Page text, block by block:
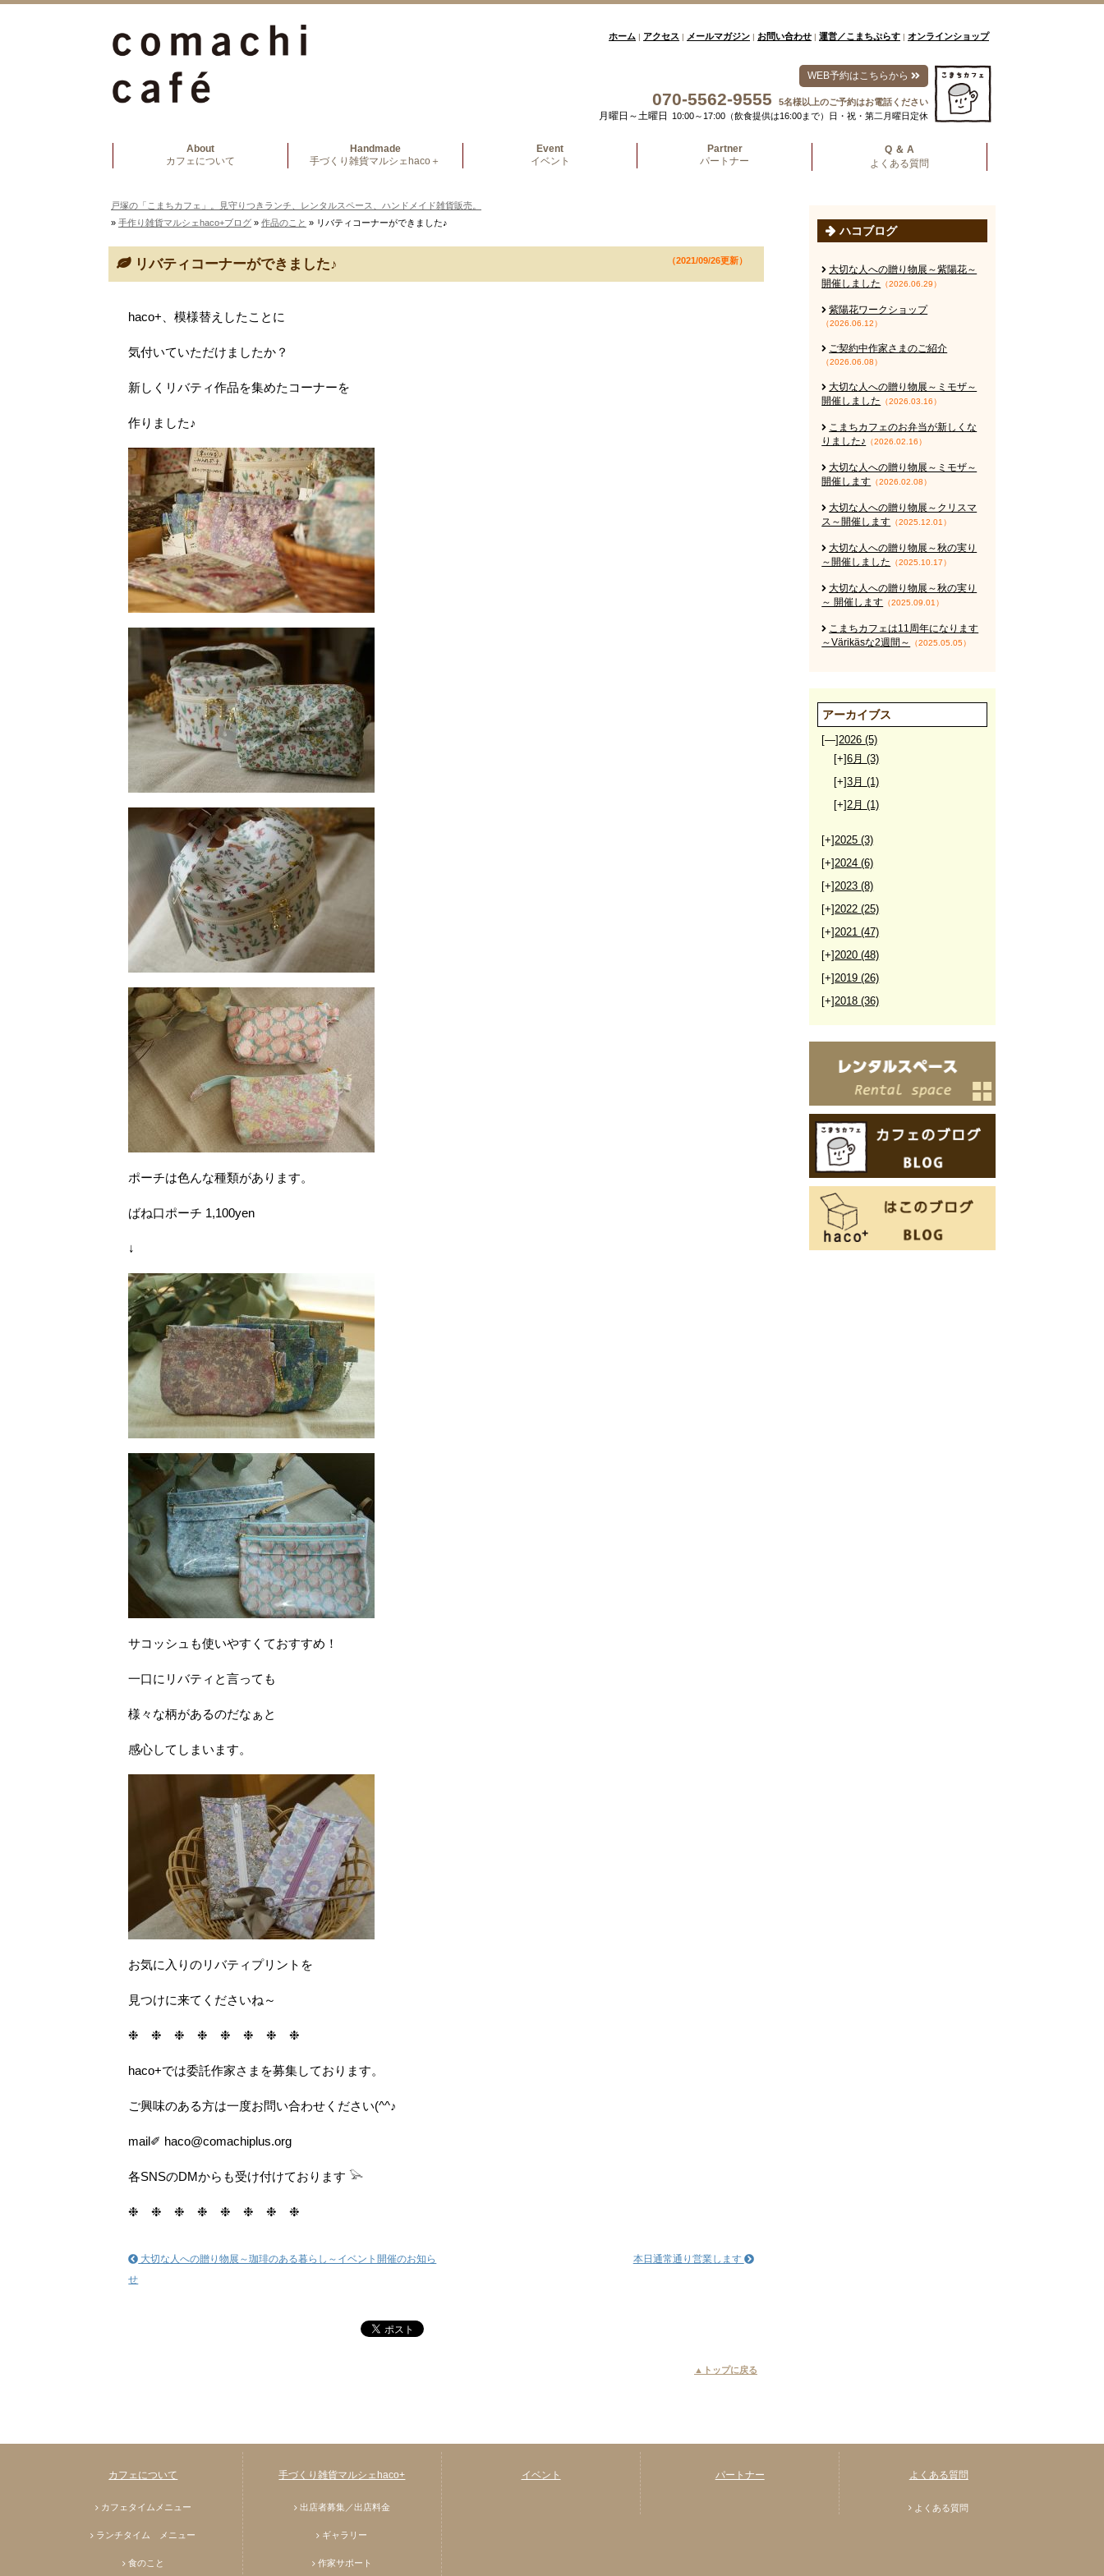
ホーム | アクセス | メールマガジン | お問い合わせ | 運営／こまちぷらす | オンラインショップ
WEB予約はこちらから
070-5562-9555 5名様以上のご予約はお電話ください
月曜日～土曜日 10:00～17:00（飲食提供は16:00まで）日・祝・第二月曜日定休
About
カフェについて
Handmade
手づくり雑貨マルシェhaco＋
Event
イベント
Partner
パートナー
Q ＆ A
よくある質問
戸塚の「こまちカフェ」。見守りつきランチ、レンタルスペース、ハンドメイド雑貨販売。
» 手作り雑貨マルシェhaco+ブログ » 作品のこと » リバティコーナーができました♪
リバティコーナーができました♪ （2021/09/26更新）
haco+、模様替えしたことに
気付いていただけましたか？
新しくリバティ作品を集めたコーナーを
作りました♪
ポーチは色んな種類があります。
ばね口ポーチ 1,100yen
↓
サコッシュも使いやすくておすすめ！
一口にリバティと言っても
様々な柄があるのだなぁと
感心してしまいます。
お気に入りのリバティプリントを
見つけに来てくださいね～
❉ ❉ ❉ ❉ ❉ ❉ ❉ ❉
haco+では委託作家さまを募集しております。
ご興味のある方は一度お問い合わせください(^^♪
mail✐ haco@comachiplus.org
各SNSのDMからも受け付けております 𓅪
❉ ❉ ❉ ❉ ❉ ❉ ❉ ❉
本日通常通り営業します
大切な人への贈り物展～珈琲のある暮らし～イベント開催のお知ら
せ
▲トップに戻る
ハコブログ
大切な人への贈り物展～紫陽花～
開催しました
（2026.06.29）
紫陽花ワークショップ
（2026.06.12）
ご契約中作家さまのご紹介
（2026.06.08）
大切な人への贈り物展～ミモザ～
開催しました
（2026.03.16）
こまちカフェのお弁当が新しくな
りました♪
（2026.02.16）
大切な人への贈り物展～ミモザ～
開催します （2026.02.08）
大切な人への贈り物展～クリスマ
ス～開催します （2025.12.01）
大切な人への贈り物展～秋の実り
～開催しました
（2025.10.17）
大切な人への贈り物展～秋の実り
～ 開催します （2025.09.01）
こまちカフェは11周年になります
～Värikäsな2週間～
（2025.05.05）
アーカイブス
[—]2026(5)
[+]6月(3)
[+]3月(1)
[+]2月(1)
[+]2025(3)
[+]2024(6)
[+]2023(8)
[+]2022(25)
[+]2021(47)
[+]2020(48)
[+]2019(26)
[+]2018(36)
カフェについて
カフェタイムメニュー
ランチタイム メニュー
食のこと
手づくり雑貨マルシェhaco+
出店者募集／出店料金
ギャラリー
作家サポート
イベント パートナー よくある質問
よくある質問